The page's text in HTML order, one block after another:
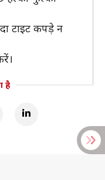
टाइट कपड़े न
है